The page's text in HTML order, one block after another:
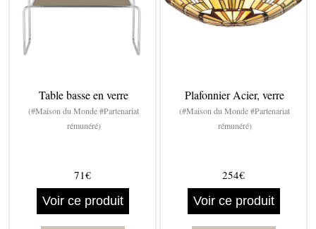
Table basse en verre
(#Maison du Monde #Partenariat
rémunéré)
71€
Voir ce produit
Plafonnier Acier, verre
(#Maison du Monde #Partenariat
rémunéré)
254€
Voir ce produit